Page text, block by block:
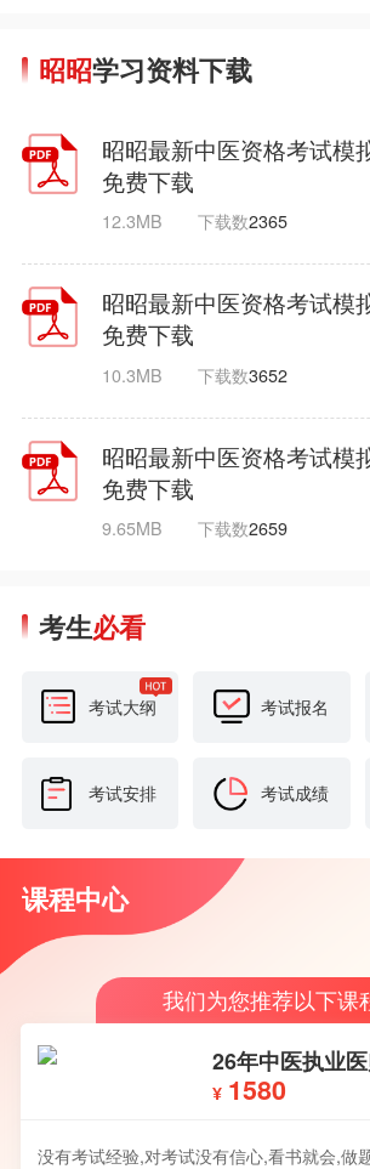
昭昭学习资料下载
昭昭最新中医资格考试模
免费下载
12.3MB 下载数2365
昭昭最新中医资格考试模
免费下载
10.3MB 下载数3652
昭昭最新中医资格考试模
免费下载
9.65MB 下载数2659
考生必看
考试大纲 考试报名
考试安排 考试成绩
课程中心
我们为您推荐以下课
26年中医执业
¥ 1580
没有考试经验,对考试没有信心,看书就会,做